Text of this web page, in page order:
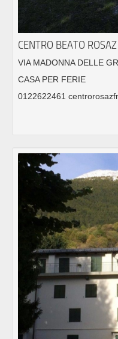
CENTRO BEATO ROSAZ
VIA MADONNA DELLE
CASA PER FERIE
0122622461